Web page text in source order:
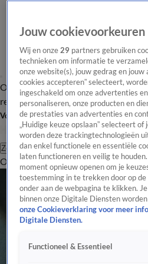
Overzicht Laatste nieuws Regionieuws
redactie
Volg Hart van Nederland
Zoeken
OverzichtRegioUitzendingenWeer
Jouw cookievoorkeuren
Wij en onze29 partners gebruiken
technieken om informatie te
onze website(s), jouw gedrag en jouw
cookies accepteren” selecteert,
ingeschakeld om onze advertenties
personaliseren, onze producten en
de prestaties van advertenties en
„Huidige keuze opslaan” selecteert
worden deze trackingtechnologieën
dan enkel functionele en essentiële
laten functioneren en veilig te
moment opnieuw openen om je
toestemming in te trekken door op
onder aan de webpagina te klikken.
binnen onze Digitale Diensten
onze Cookieverklaring voor meer
Digitale Diensten.
Functioneel & Essentieel